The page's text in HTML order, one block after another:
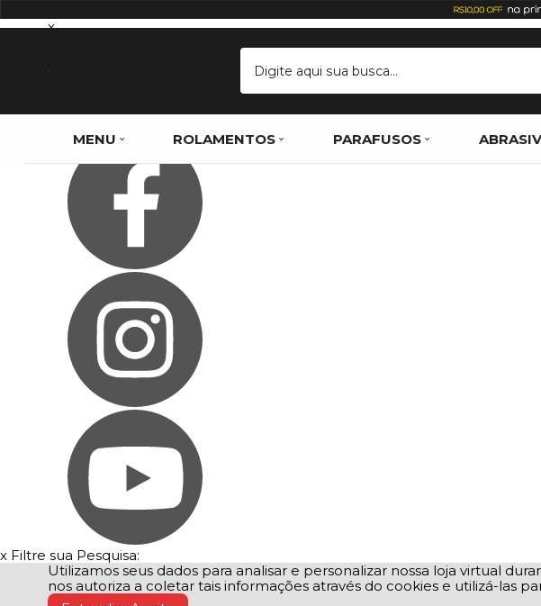
Favoritos
x Filtre sua Pesquisa:
Utilizamos seus dados para analisar e personalizar nossa loja virtual
nos autoriza a coletar tais informações através do cookies e utilizá-las
x
MENU ROLAMENTOS PARAFUSOS